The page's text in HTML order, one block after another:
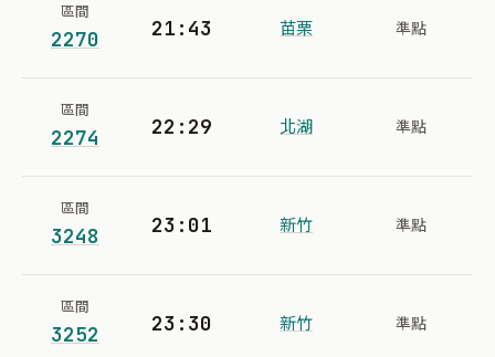
區間
2270 21:43 苗栗 準點
區間
2274 22:29 北湖 準點
區間
3248 23:01 新竹 準點
區間
3252 23:30 新竹 準點